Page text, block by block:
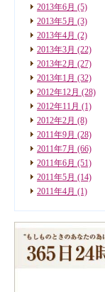
2013年6月 (5)
2013年5月 (3)
2013年4月 (2)
2013年3月 (22)
2013年2月 (27)
2013年1月 (32)
2012年12月 (28)
2012年11月 (1)
2012年2月 (8)
2011年9月 (28)
2011年7月 (66)
2011年6月 (51)
2011年5月 (14)
2011年4月 (1)